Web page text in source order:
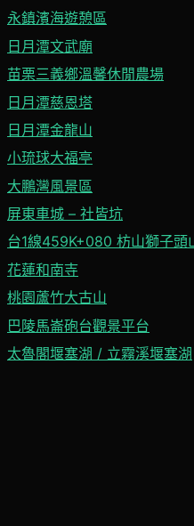
永鎮濱海遊憩區
日月潭文武廟
苗栗三義鄉溫馨休閒農場
日月潭慈恩塔
日月潭金龍山
小琉球大福亭
大鵬灣風景區
屏東車城 – 社皆坑
台1線459K+080 枋山獅子頭
花蓮和南寺
桃園蘆竹大古山
巴陵馬崙砲台觀景平台
太魯閣堰塞湖 / 立霧溪堰塞湖